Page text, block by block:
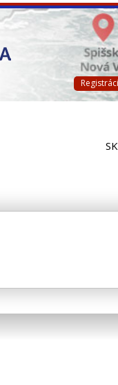
SK